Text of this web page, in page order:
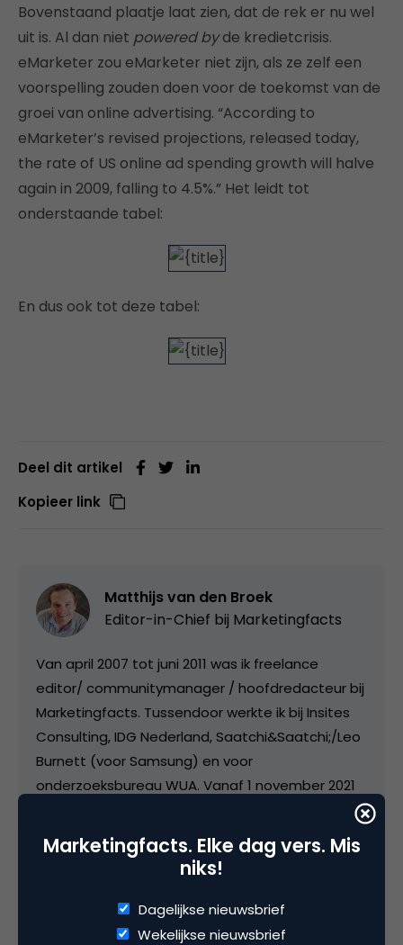
Bovenstaand plaatje laat zien, dat de rek er nu wel
uit is. Al dan niet powered byde kredietcrisis.
eMarketer zou eMarketer niet zijn, als ze zelf een
voorspelling zouden doen voor de toekomst van de
groei van online advertising. “According to
eMarketer’s revised projections, released today,
the rate of US online ad spending growth will halve
again in 2009, falling to 4.5%.” Het leidt tot
onderstaande tabel:
En dus ook tot deze tabel:
Deel dit artikel
Kopieer link
Matthijs van den Broek
Editor-in-Chief bij Marketingfacts
Van april 2007 tot juni 2011 was ik freelance
editor/ communitymanager / hoofdredacteur bij
Marketingfacts. Tussendoor werkte ik bij Insites
Consulting, IDG Nederland, Saatchi&Saatchi;/Leo
Burnett (voor Samsung) en voor
onderzoeksbureau WUA. Vanaf 1 november 2021
van Marketingfacts.
Marketingfacts. Elke dag vers. Mis
niks!
Dagelijkse nieuwsbrief
Wekelijkse nieuwsbrief